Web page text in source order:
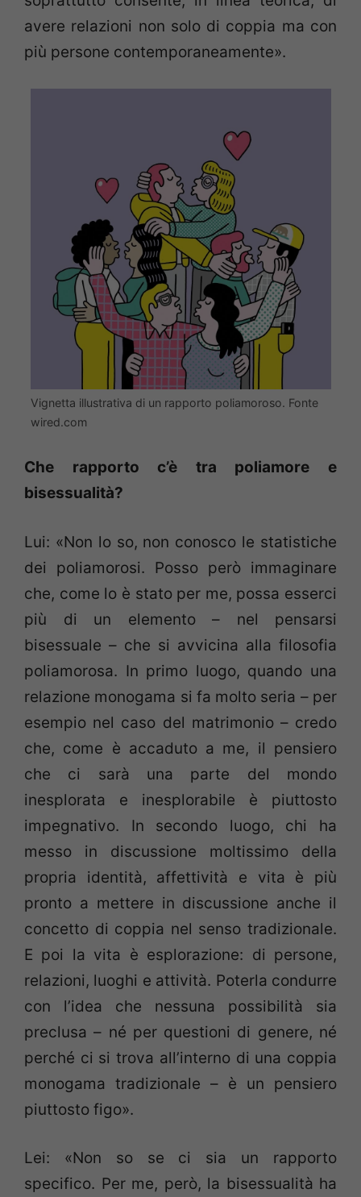
avere relazioni non solo di coppia ma con
più persone contemporaneamente».
Vignetta illustrativa di un rapporto poliamoroso. Fonte
wired.com
Che rapporto c’è tra poliamore e
bisessualità?
Lui: «Non lo so, non conosco le statistiche
dei poliamorosi. Posso però immaginare
che, come lo è stato per me, possa esserci
più di un elemento – nel pensarsi
bisessuale – che si avvicina alla filosofia
poliamorosa. In primo luogo, quando una
relazione monogama si fa molto seria – per
esempio nel caso del matrimonio – credo
che, come è accaduto a me, il pensiero
che ci sarà una parte del mondo
inesplorata e inesplorabile è piuttosto
impegnativo. In secondo luogo, chi ha
messo in discussione moltissimo della
propria identità, affettività e vita è più
pronto a mettere in discussione anche il
concetto di coppia nel senso tradizionale.
E poi la vita è esplorazione: di persone,
relazioni, luoghi e attività. Poterla condurre
con l’idea che nessuna possibilità sia
preclusa – né per questioni di genere, né
perché ci si trova all’interno di una coppia
monogama tradizionale – è un pensiero
piuttosto figo».
Lei: «Non so se ci sia un rapporto
specifico. Per me, però, la bisessualità ha